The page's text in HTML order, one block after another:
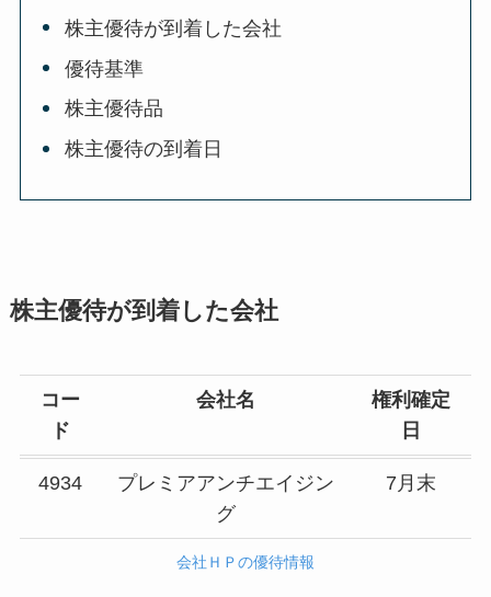
株主優待が到着した会社
優待基準
株主優待品
株主優待の到着日
株主優待が到着した会社
コー
ド
会社名
権利確定
日
4934
プレミアアンチエイジン
グ
7月末
会社ＨＰの優待情報